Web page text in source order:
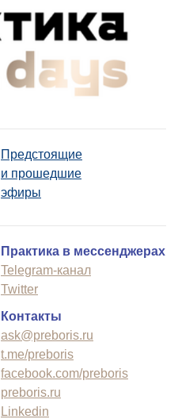
Предстоящие
и прошедшие
эфиры
Практика в мессенджерах
Telegram-канал
Twitter
Контакты
ask@preboris.ru
t.me/preboris
facebook.com/preboris
preboris.ru
Linkedin